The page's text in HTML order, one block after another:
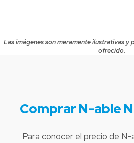
Las imágenes son meramente ilustrativas
ofrecido.
Comprar N-able
Para conocer el precio de